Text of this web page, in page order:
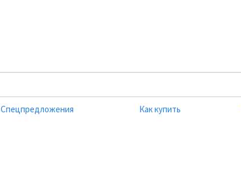
Спецпредложения Как купить